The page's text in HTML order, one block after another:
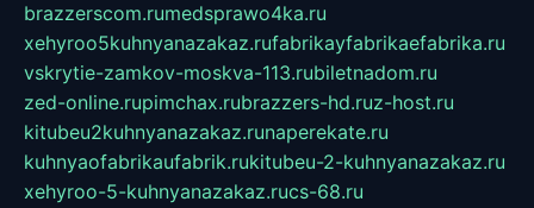
brazzerscom.rumedsprawo4ka.ru
xehyroo5kuhnyanazakaz.rufabrikayfabrikaefabrika.ru
vskrytie-zamkov-moskva-113.rubiletnadom.ru
zed-online.rupimchax.rubrazzers-hd.ruz-host.ru
kitubeu2kuhnyanazakaz.runaperekate.ru
kuhnyaofabrikaufabrik.rukitubeu-2-kuhnyanazakaz.ru
xehyroo-5-kuhnyanazakaz.rucs-68.ru